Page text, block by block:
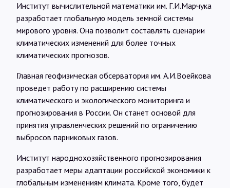
Институт вычислительной математики им. Г.И.Марчука
разработает глобальную модель земной системы
мирового уровня. Она позволит составлять сценарии
климатических изменений для более точных
климатических прогнозов.
Главная геофизическая обсерватория им. А.И.Воейкова
проведет работу по расширению системы
климатического и экологического мониторинга и
прогнозирования в России. Он станет основой для
принятия управленческих решений по ограничению
выбросов парниковых газов.
Институт народнохозяйственного прогнозирования
разработает меры адаптации российской экономики к
глобальным изменениям климата. Кроме того, будет